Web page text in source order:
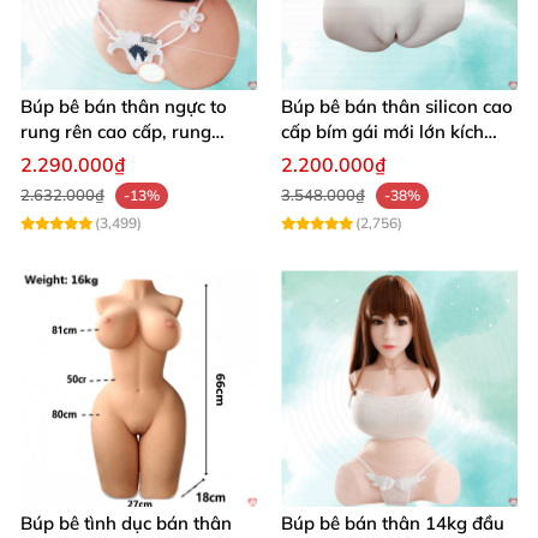
Búp bê bán thân ngực to
rung rên cao cấp, rung
mạnh kích thích
2.290.000₫
2.632.000₫
-13%
(3,499)
Búp bê bán thân silicon cao
cấp bím gái mới lớn kích
thích
2.200.000₫
3.548.000₫
-38%
(2,756)
Búp bê tình dục bán thân
Búp bê bán thân 14kg đầu